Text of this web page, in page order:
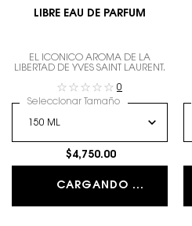
LIBRE EAU DE PARFUM
EL ICÓNICO AROMA DE LA
LIBERTAD DE YVES SAINT LAURENT.
0
Seleccionar Tamaño
$4,750.00
CARGANDO ...